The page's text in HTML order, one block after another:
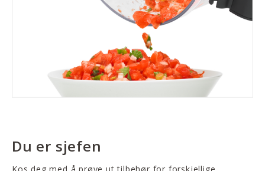
Du er sjefen
Kos deg med å prøve ut tilbehør for forskjellige